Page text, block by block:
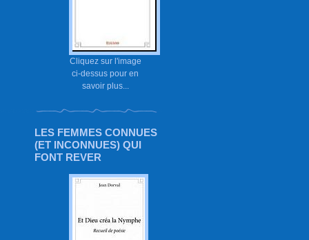
Cliquez sur l'image
ci-dessus pour en
savoir plus...
LES FEMMES CONNUES
(ET INCONNUES) QUI
FONT REVER